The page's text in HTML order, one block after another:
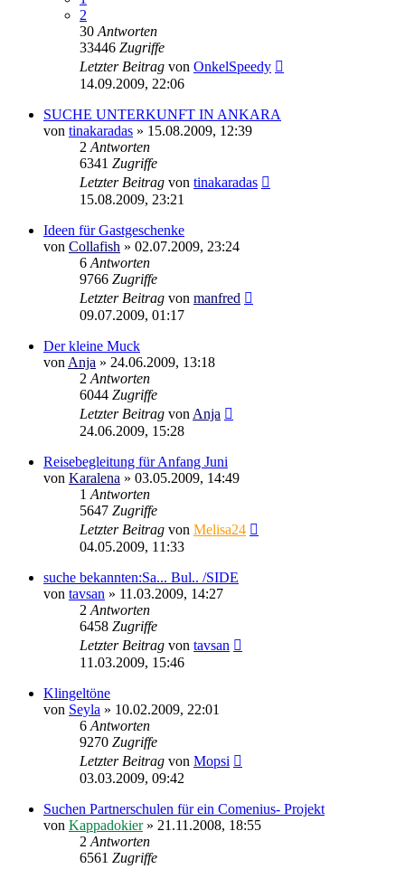
2
30 Antworten
33446 Zugriffe
Letzter Beitrag von OnkelSpeedy
14.09.2009, 22:06
SUCHE UNTERKUNFT IN ANKARA
von tinakaradas » 15.08.2009, 12:39
2 Antworten
6341 Zugriffe
Letzter Beitrag von tinakaradas
15.08.2009, 23:21
Ideen für Gastgeschenke
von Collafish » 02.07.2009, 23:24
6 Antworten
9766 Zugriffe
Letzter Beitrag von manfred
09.07.2009, 01:17
Der kleine Muck
von Anja » 24.06.2009, 13:18
2 Antworten
6044 Zugriffe
Letzter Beitrag von Anja
24.06.2009, 15:28
Reisebegleitung für Anfang Juni
von Karalena » 03.05.2009, 14:49
1 Antworten
5647 Zugriffe
Letzter Beitrag von Melisa24
04.05.2009, 11:33
suche bekannten:Sa... Bul.. /SIDE
von tavsan » 11.03.2009, 14:27
2 Antworten
6458 Zugriffe
Letzter Beitrag von tavsan
11.03.2009, 15:46
Klingeltöne
von Seyla » 10.02.2009, 22:01
6 Antworten
9270 Zugriffe
Letzter Beitrag von Mopsi
03.03.2009, 09:42
Suchen Partnerschulen für ein Comenius- Projekt
von Kappadokier» 21.11.2008, 18:55
2 Antworten
6561 Zugriffe